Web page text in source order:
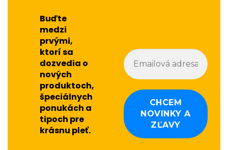
Buďte
medzi
prvými,
ktorí sa
dozvedia o
nových
produktoch,
špeciálnych
ponukách a
tipoch pre
krásnu pleť.